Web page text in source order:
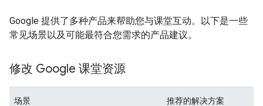
Google 提供了多种产品来帮助您与课堂互动。以下是一些
常见场景以及可能最符合您需求的产品建议。
修改 Google 课堂资源
场景 推荐的解决方案